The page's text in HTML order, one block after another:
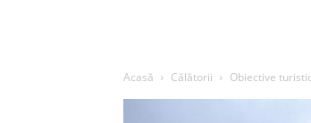
Acasă Călătorii Obiective